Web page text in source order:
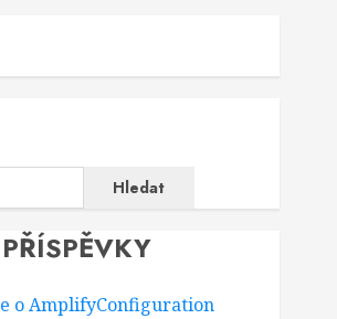
Hledat
o AmplifyConfiguration